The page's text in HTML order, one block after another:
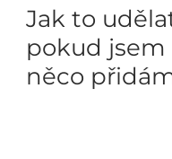
Jak to
pokud jsem
něco